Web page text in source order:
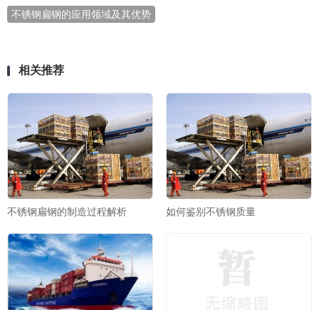
不锈钢扁钢的应用领域及其优势
相关推荐
不锈钢扁钢的制造过程解析 如何鉴别不锈钢质量